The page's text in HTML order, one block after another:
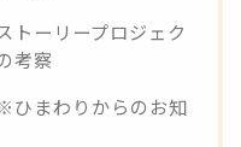
トーリープロジェク
考察
ひまわりからのお知